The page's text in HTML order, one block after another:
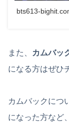
bts613-
また、 カムバッ
になる方はぜひ
カムバックにつ
になった方など